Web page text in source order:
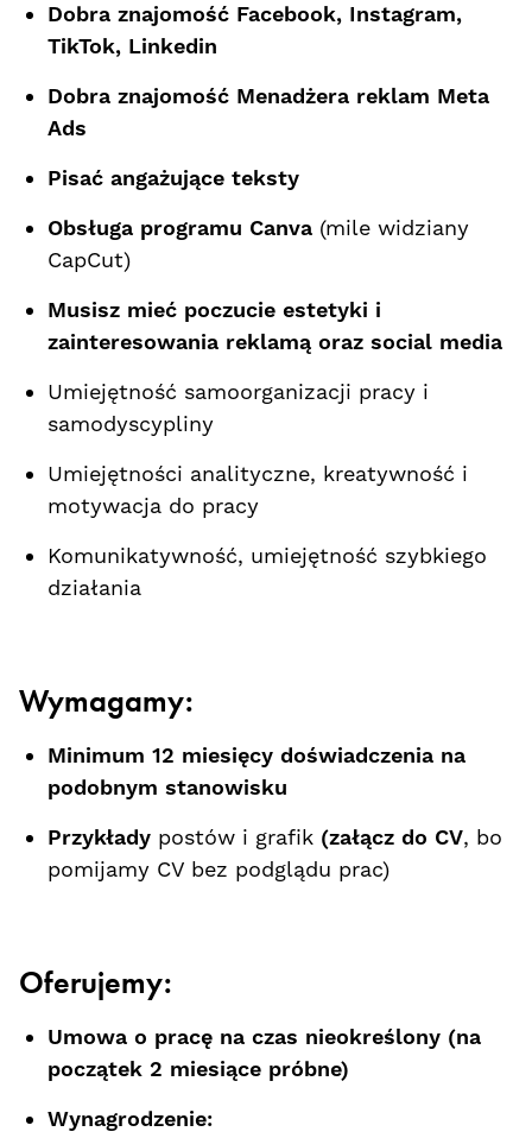
Dobra znajomość Facebook, Instagram,
TikTok, Linkedin
Dobra znajomość Menadżera reklam Meta
Ads
Pisać angażujące teksty
Obsługa programu Canva (mile widziany
CapCut)
Musisz mieć poczucie estetyki i
zainteresowania reklamą oraz social media
Umiejętność samoorganizacji pracy i
samodyscypliny
Umiejętności analityczne, kreatywność i
motywacja do pracy
Komunikatywność, umiejętność szybkiego
działania
Wymagamy:
Minimum 12 miesięcy doświadczenia na
podobnym stanowisku
Przykłady postów i grafik (załącz do CV, bo
pomijamy CV bez podglądu prac)
Oferujemy:
Umowa o pracę na czas nieokreślony (na
początek 2 miesiące próbne)
Wynagrodzenie: